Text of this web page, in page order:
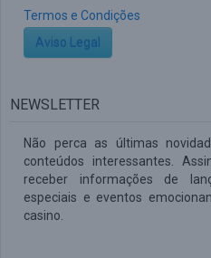
Termos e Condições
Aviso Legal
NEWSLETTER
Não perca as últimas
conteúdos interessantes.
receber informações de
especiais e eventos
casino.